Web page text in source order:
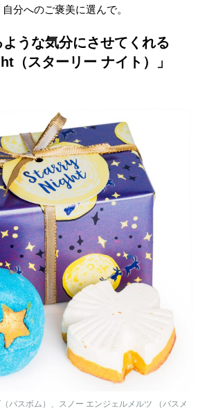
分へのご褒美に選んで。
うな気分にさせてくれる
（スターリー ナイト）」
バスボム）、スノー エンジェルメルツ （バスメ